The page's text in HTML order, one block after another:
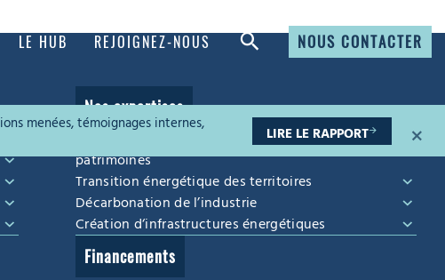
LE HUB REJOIGNEZ-NOUS NOUS CONTACTER
menées, témoignages internes,
LIRE LE RAPPORT ×
Nos expertises
Efficacité énergétique et cycle de vie des
patrimoines
Transition énergétique des territoires
Décarbonation de l’industrie
Création d‘infrastructures énergétiques
Financements